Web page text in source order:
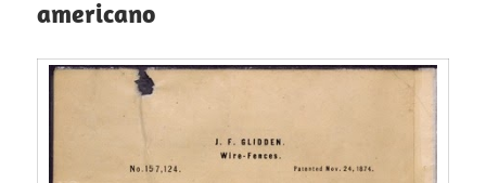
americano